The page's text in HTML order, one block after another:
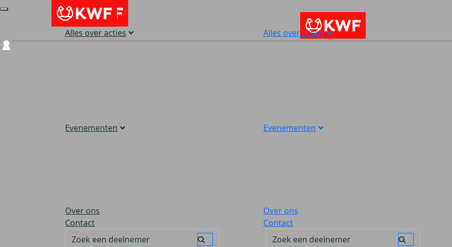
Alles over acties
Evenementen
Over ons
Contact
Alles over acties
Evenementen
Over ons
Contact